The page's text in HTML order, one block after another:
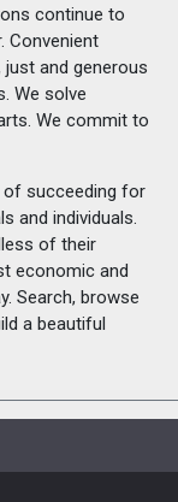
continue to
Convenient
just and generous
We solve
We commit to
of succeeding for
and individuals.
of their
economic and
Search, browse
a beautiful